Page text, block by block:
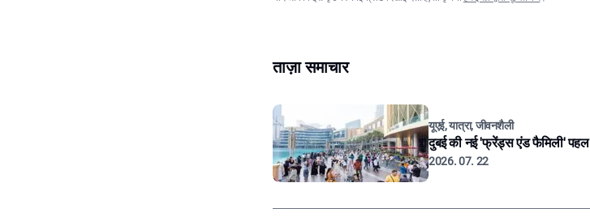
ताज़ा समाचार
यूएई, यात्रा, जीवनशैली
दुबई की नई 'फ्रेंड्स एंड फैमिली' पहल
2026. 07. 22